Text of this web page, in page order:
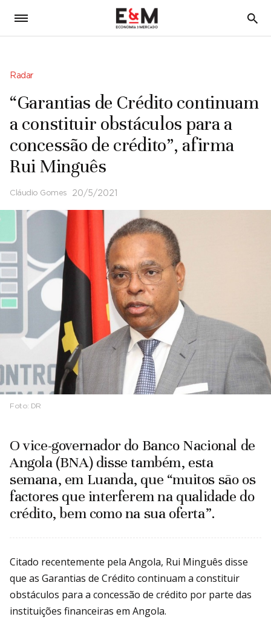
5
Radar
“Garantias de Crédito continuam
a constituir obstáculos para a
concessão de crédito”, afirma
Rui Minguês
Cláudio Gomes 20/5/2021
Foto: DR
O vice-governador do Banco Nacional de
Angola (BNA) disse também, esta
semana, em Luanda, que “muitos são os
factores que interferem na qualidade do
crédito, bem como na sua oferta”.
Citado recentemente pela Angola, Rui Minguês disse
que as Garantias de Crédito continuam a constituir
obstáculos para a concessão de crédito por parte das
instituições financeiras em Angola.